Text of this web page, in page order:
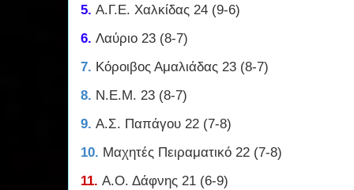
5. Α.Γ.Ε. Χαλκίδας 24 (9-6)
6. Λαύριο 23 (8-7)
7. Κόροιβος Αμαλιάδας 23 (8-7)
8. Ν.Ε.Μ. 23 (8-7)
9. Α.Σ. Παπάγου 22 (7-8)
10. Μαχητές Πειραματικό 22 (7-8)
11. Α.Ο. Δάφνης 21 (6-9)